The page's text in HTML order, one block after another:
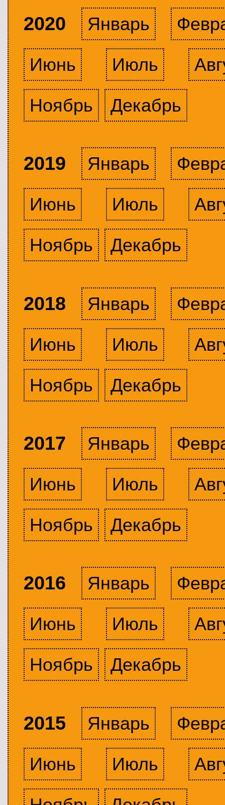
2020 Январь
Июнь
Июль
Ноябрь
Декабрь
2019 Январь
Июнь
Июль
Ноябрь
Декабрь
2018 Январь
Июнь
Июль
Ноябрь
Декабрь
2017 Январь
Июнь
Июль
Ноябрь
Декабрь
2016 Январь
Июнь
Июль
Ноябрь
Декабрь
2015 Январь
Июнь
Июль